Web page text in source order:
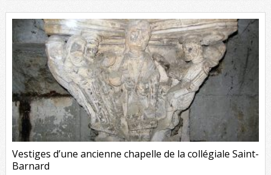
Vestiges d’une ancienne chapelle de la collégiale Saint-
Barnard